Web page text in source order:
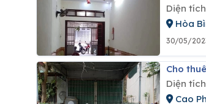
Diện
Hòa
30/05/
Cho
Diện
Cao